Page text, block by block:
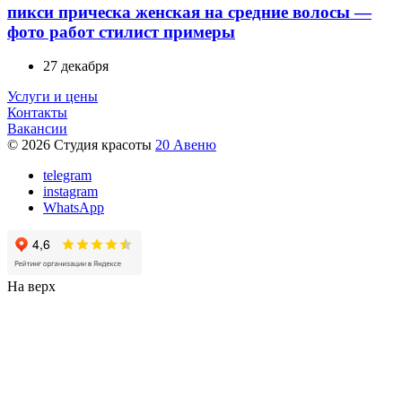
пикси прическа женская на средние волосы —
фото работ стилист примеры
27 декабря
Услуги и цены
Контакты
Вакансии
© 2026 Студия красоты 20 Авеню
telegram
instagram
WhatsApp
На верх